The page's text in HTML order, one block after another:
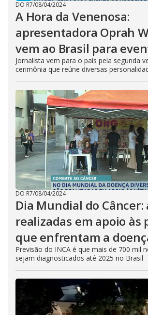
DO R7/08/04/2024
A Hora da Venenosa:
apresentadora Oprah
vem ao Brasil para
Jornalista vem para o país pela segunda
cerimônia que reúne diversas
DO R7/08/04/2024
Dia Mundial do Câncer:
realizadas em apoio às
que enfrentam a
Previsão do INCA é que mais de 700 mil
sejam diagnosticados até 2025 no Brasil